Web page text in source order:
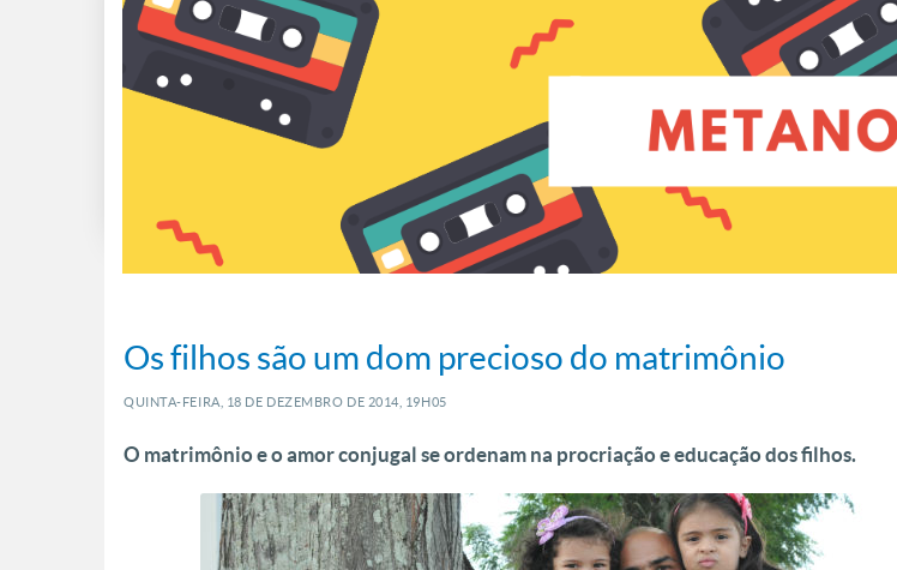
Os filhos são um dom precioso do matrimônio
QUINTA-FEIRA, 18 DE DEZEMBRO DE 2014, 19H05
O matrimônio e o amor conjugal se ordenam na procriação e educação dos filhos.